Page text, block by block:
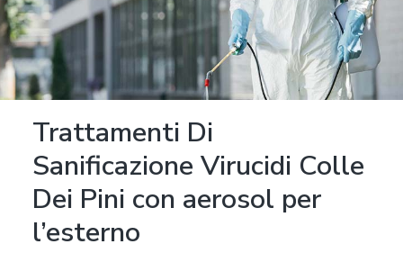
Trattamenti Di
Sanificazione Virucidi Colle
Dei Pini con aerosol per
l’esterno